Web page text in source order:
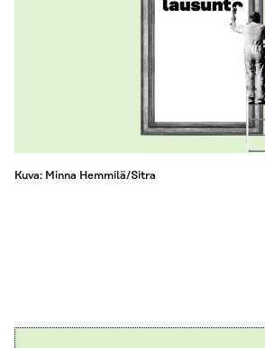
Kuva: Minna Hemmilä/Sitra